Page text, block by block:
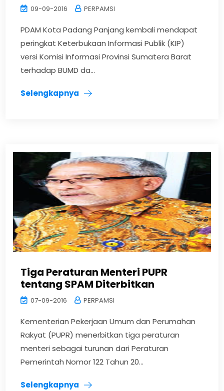
09-09-2016 PERPAMSI
PDAM Kota Padang Panjang kembali mendapat
peringkat Keterbukaan Informasi Publik (KIP)
versi Komisi Informasi Provinsi Sumatera Barat
terhadap BUMD da...
Selengkapnya
Tiga Peraturan Menteri PUPR
tentang SPAM Diterbitkan
07-09-2016 PERPAMSI
Kementerian Pekerjaan Umum dan Perumahan
Rakyat (PUPR) menerbitkan tiga peraturan
menteri sebagai turunan dari Peraturan
Pemerintah Nomor 122 Tahun 20...
Selengkapnya